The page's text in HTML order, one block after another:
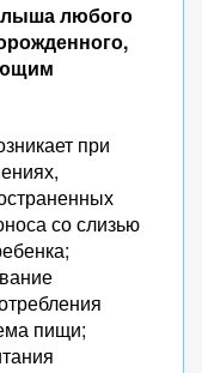
любого
при
со слизью
пищи;